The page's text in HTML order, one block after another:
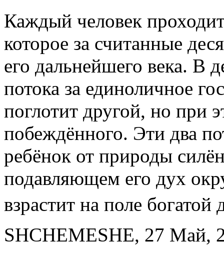
Каждый человек
которое за считанные
его дальнейшего века. В
потока за единоличное
поглотит другой, но при
побеждённого. Эти два
ребёнок от природы
подавляющем его дух
взрастит на поле богатой
SHCHEMESHE, 27 Май,